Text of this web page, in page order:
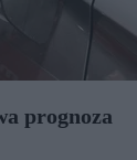
prognoza